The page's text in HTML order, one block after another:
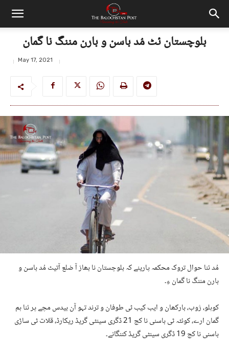
بلوچستان ئٹ مُد باسن و بارن مننگ نا گمان
May 17, 2021
مُد ئنا حوال تروک محکمہ پارینے کہ بلوچستان نا بھاز آ ضلع آتیٹ مُد باسن و
بارن مننگ نا گمان ءِ۔
کوہلو، ژوب، بارکھان و ایب کیب ٹی طوفان و ترند تہو آن بیدس مچے پر ئنا ہم
گمان ارے، کوئٹہ ٹی باسنی نا کچ 21 ڈگری سینٹی گریڈ ریکارڈ، قلات ٹی ساڑی
باسنی نا کچ 19 ڈگری سینٹی گریڈ کننگانے۔